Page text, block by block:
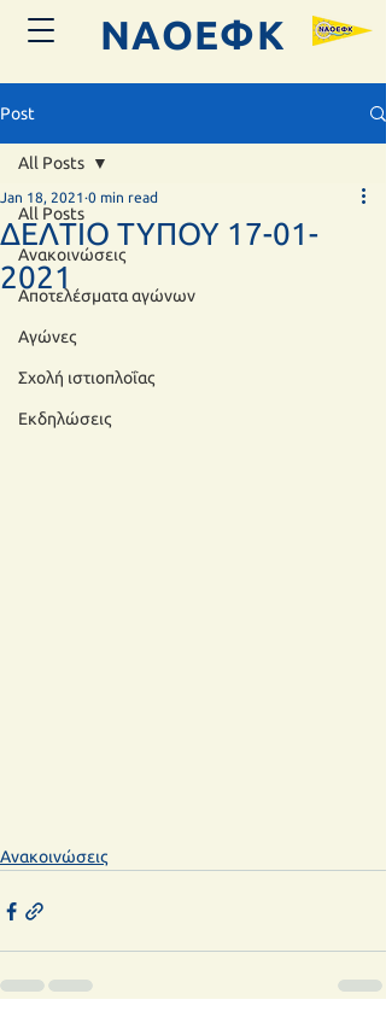
ΝΑΟΕΦK
Post
All Posts
Ανακοινώσεις
Αποτελέσματα αγώνων
Αγώνες
Σχολή ιστιοπλοΐας
Εκδηλώσεις
All Posts
ΔΕΛΤΙΟ ΤΥΠΟΥ 17-01-
2021
Jan 18, 2021 0 min read
Ανακοινώσεις